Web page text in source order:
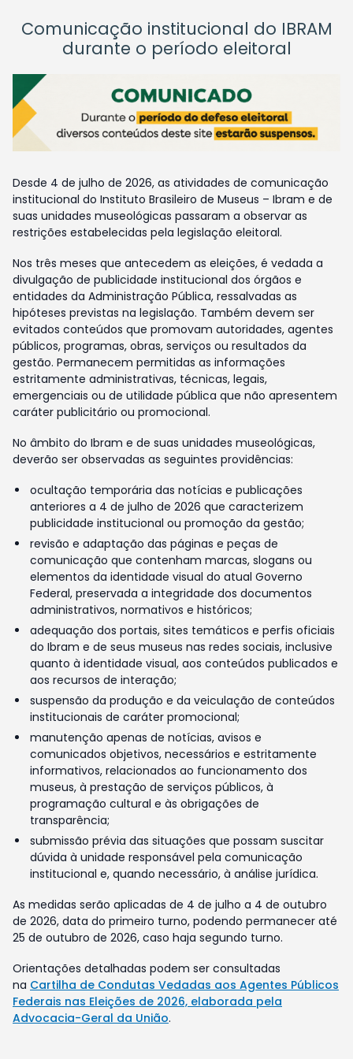
Comunicação institucional do IBRAM
durante o período eleitoral
Desde 4 de julho de 2026, as atividades de comunicação
institucional do Instituto Brasileiro de Museus – Ibram e de
suas unidades museológicas passaram a observar as
restrições estabelecidas pela legislação eleitoral.
Nos três meses que antecedem as eleições, é vedada a
divulgação de publicidade institucional dos órgãos e
entidades da Administração Pública, ressalvadas as
hipóteses previstas na legislação. Também devem ser
evitados conteúdos que promovam autoridades, agentes
públicos, programas, obras, serviços ou resultados da
gestão. Permanecem permitidas as informações
estritamente administrativas, técnicas, legais,
emergenciais ou de utilidade pública que não apresentem
caráter publicitário ou promocional.
No âmbito do Ibram e de suas unidades museológicas,
deverão ser observadas as seguintes providências:
ocultação temporária das notícias e publicações
anteriores a 4 de julho de 2026 que caracterizem
publicidade institucional ou promoção da gestão;
revisão e adaptação das páginas e peças de
comunicação que contenham marcas, slogans ou
elementos da identidade visual do atual Governo
Federal, preservada a integridade dos documentos
administrativos, normativos e históricos;
adequação dos portais, sites temáticos e perfis oficiais
do Ibram e de seus museus nas redes sociais, inclusive
quanto à identidade visual, aos conteúdos publicados e
aos recursos de interação;
suspensão da produção e da veiculação de conteúdos
institucionais de caráter promocional;
manutenção apenas de notícias, avisos e
comunicados objetivos, necessários e estritamente
informativos, relacionados ao funcionamento dos
museus, à prestação de serviços públicos, à
programação cultural e às obrigações de
transparência;
submissão prévia das situações que possam suscitar
dúvida à unidade responsável pela comunicação
institucional e, quando necessário, à análise jurídica.
As medidas serão aplicadas de 4 de julho a 4 de outubro
de 2026, data do primeiro turno, podendo permanecer até
25 de outubro de 2026, caso haja segundo turno.
Orientações detalhadas podem ser consultadas
na Cartilha de Condutas Vedadas aos Agentes Públicos
Federais nas Eleições de 2026, elaborada pela
Advocacia-Geral da União.